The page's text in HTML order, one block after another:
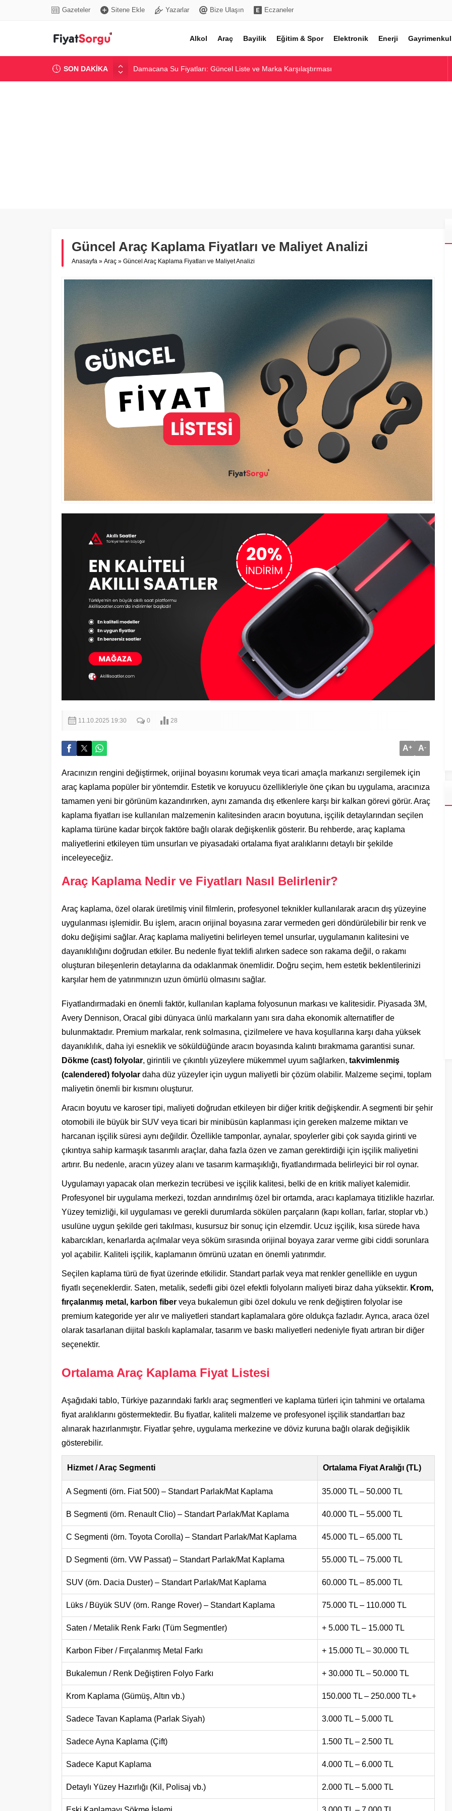
Gazeteler Sitene Ekle Yazarlar Bize Ulaşın Eczaneler
Alkol Araç Bayilik Eğitim & Spor Elektronik Enerji Gayrimenkul
SON DAKİKA
Damacana Su Fiyatları: Güncel Liste ve Marka Karşılaştırması
Güncel Çimento Fiyatları ve Toptan Alım Rehberi
Güncel Araç Kaplama Fiyatları ve Maliyet Analizi
Anasayfa » Araç » Güncel Araç Kaplama Fiyatları ve Maliyet Analizi
11.10.2025 19:30 0 28
A+ A-
Aracınızın rengini değiştirmek, orijinal boyasını korumak veya ticari amaçla markanızı sergilemek için
araç kaplama popüler bir yöntemdir. Estetik ve koruyucu özellikleriyle öne çıkan bu uygulama, aracınıza
tamamen yeni bir görünüm kazandırırken, aynı zamanda dış etkenlere karşı bir kalkan görevi görür. Araç
kaplama fiyatları ise kullanılan malzemenin kalitesinden aracın boyutuna, işçilik detaylarından seçilen
kaplama türüne kadar birçok faktöre bağlı olarak değişkenlik gösterir. Bu rehberde, araç kaplama
maliyetlerini etkileyen tüm unsurları ve piyasadaki ortalama fiyat aralıklarını detaylı bir şekilde
inceleyeceğiz.
Araç Kaplama Nedir ve Fiyatları Nasıl Belirlenir?
Araç kaplama, özel olarak üretilmiş vinil filmlerin, profesyonel teknikler kullanılarak aracın dış yüzeyine
uygulanması işlemidir. Bu işlem, aracın orijinal boyasına zarar vermeden geri döndürülebilir bir renk ve
doku değişimi sağlar. Araç kaplama maliyetini belirleyen temel unsurlar, uygulamanın kalitesini ve
dayanıklılığını doğrudan etkiler. Bu nedenle fiyat teklifi alırken sadece son rakama değil, o rakamı
oluşturan bileşenlerin detaylarına da odaklanmak önemlidir. Doğru seçim, hem estetik beklentilerinizi
karşılar hem de yatırımınızın uzun ömürlü olmasını sağlar.
Fiyatlandırmadaki en önemli faktör, kullanılan kaplama folyosunun markası ve kalitesidir. Piyasada 3M,
Avery Dennison, Oracal gibi dünyaca ünlü markaların yanı sıra daha ekonomik alternatifler de
bulunmaktadır. Premium markalar, renk solmasına, çizilmelere ve hava koşullarına karşı daha yüksek
dayanıklılık, daha iyi esneklik ve söküldüğünde aracın boyasında kalıntı bırakmama garantisi sunar.
Dökme (cast) folyolar, girintili ve çıkıntılı yüzeylere mükemmel uyum sağlarken, takvimlenmiş
(calendered) folyolar daha düz yüzeyler için uygun maliyetli bir çözüm olabilir. Malzeme seçimi, toplam
maliyetin önemli bir kısmını oluşturur.
Aracın boyutu ve karoser tipi, maliyeti doğrudan etkileyen bir diğer kritik değişkendir. A segmenti bir şehir
otomobili ile büyük bir SUV veya ticari bir minibüsün kaplanması için gereken malzeme miktarı ve
harcanan işçilik süresi aynı değildir. Özellikle tamponlar, aynalar, spoylerler gibi çok sayıda girinti ve
çıkıntıya sahip karmaşık tasarımlı araçlar, daha fazla özen ve zaman gerektirdiği için işçilik maliyetini
artırır. Bu nedenle, aracın yüzey alanı ve tasarım karmaşıklığı, fiyatlandırmada belirleyici bir rol oynar.
Uygulamayı yapacak olan merkezin tecrübesi ve işçilik kalitesi, belki de en kritik maliyet kalemidir.
Profesyonel bir uygulama merkezi, tozdan arındırılmış özel bir ortamda, aracı kaplamaya titizlikle hazırlar.
Yüzey temizliği, kil uygulaması ve gerekli durumlarda sökülen parçaların (kapı kolları, farlar, stoplar vb.)
usulüne uygun şekilde geri takılması, kusursuz bir sonuç için elzemdir. Ucuz işçilik, kısa sürede hava
kabarcıkları, kenarlarda açılmalar veya söküm sırasında orijinal boyaya zarar verme gibi ciddi sorunlara
yol açabilir. Kaliteli işçilik, kaplamanın ömrünü uzatan en önemli yatırımdır.
Seçilen kaplama türü de fiyat üzerinde etkilidir. Standart parlak veya mat renkler genellikle en uygun
fiyatlı seçeneklerdir. Saten, metalik, sedefli gibi özel efektli folyoların maliyeti biraz daha yüksektir. Krom,
fırçalanmış metal, karbon fiber veya bukalemun gibi özel dokulu ve renk değiştiren folyolar ise
premium kategoride yer alır ve maliyetleri standart kaplamalara göre oldukça fazladır. Ayrıca, araca özel
olarak tasarlanan dijital baskılı kaplamalar, tasarım ve baskı maliyetleri nedeniyle fiyatı artıran bir diğer
seçenektir.
Ortalama Araç Kaplama Fiyat Listesi
Aşağıdaki tablo, Türkiye pazarındaki farklı araç segmentleri ve kaplama türleri için tahmini ve ortalama
fiyat aralıklarını göstermektedir. Bu fiyatlar, kaliteli malzeme ve profesyonel işçilik standartları baz
alınarak hazırlanmıştır. Fiyatlar şehre, uygulama merkezine ve döviz kuruna bağlı olarak değişiklik
gösterebilir.
Hizmet / Araç Segmenti Ortalama Fiyat Aralığı (TL)
A Segmenti (örn. Fiat 500) – Standart Parlak/Mat Kaplama 35.000 TL – 50.000 TL
B Segmenti (örn. Renault Clio) – Standart Parlak/Mat Kaplama 40.000 TL – 55.000 TL
C Segmenti (örn. Toyota Corolla) – Standart Parlak/Mat Kaplama 45.000 TL – 65.000 TL
D Segmenti (örn. VW Passat) – Standart Parlak/Mat Kaplama 55.000 TL – 75.000 TL
SUV (örn. Dacia Duster) – Standart Parlak/Mat Kaplama 60.000 TL – 85.000 TL
Lüks / Büyük SUV (örn. Range Rover) – Standart Kaplama 75.000 TL – 110.000 TL
Saten / Metalik Renk Farkı (Tüm Segmentler) + 5.000 TL – 15.000 TL
Karbon Fiber / Fırçalanmış Metal Farkı + 15.000 TL – 30.000 TL
Bukalemun / Renk Değiştiren Folyo Farkı + 30.000 TL – 50.000 TL
Krom Kaplama (Gümüş, Altın vb.) 150.000 TL – 250.000 TL+
Sadece Tavan Kaplama (Parlak Siyah) 3.000 TL – 5.000 TL
Sadece Ayna Kaplama (Çift) 1.500 TL – 2.500 TL
Sadece Kaput Kaplama 4.000 TL – 6.000 TL
Detaylı Yüzey Hazırlığı (Kil, Polisaj vb.) 2.000 TL – 5.000 TL